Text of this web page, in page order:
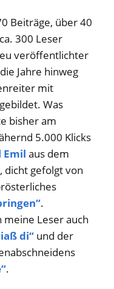
Beiträge, über 40
300 Leser
veröffentlichter
Jahre hinweg
mit
Was
bisher am
5.000 Klicks
Emil aus dem
dicht gefolgt von
.
Leser auch
di“ und der
.